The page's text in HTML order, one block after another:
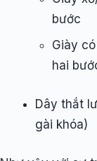
bước
Giày
hai
Dây thắt
gài khóa)